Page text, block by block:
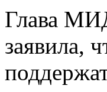
Глава
заявила,